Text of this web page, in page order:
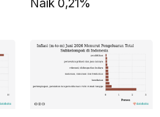
Naik 0,21%